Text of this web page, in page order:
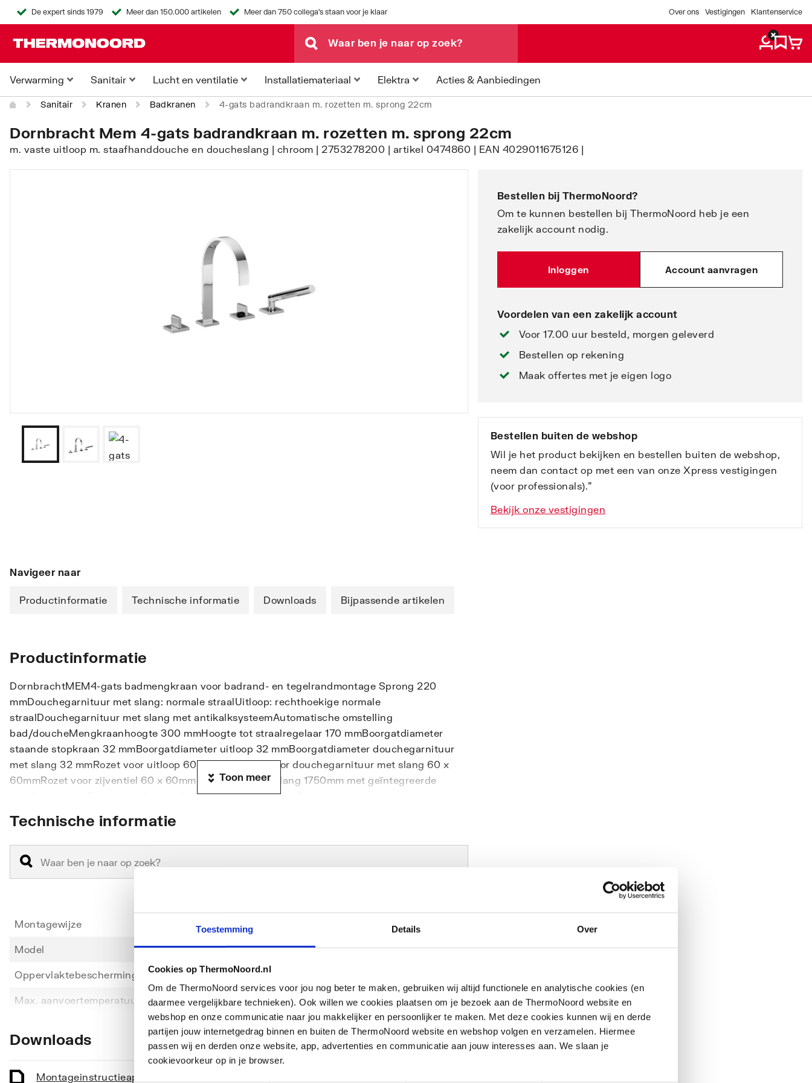
Toestemming Details Over
Cookies op ThermoNoord.nl
Om de ThermoNoord services voor jou nog beter te maken, gebruiken wij altijd functionele en analytische cookies (en
daarmee vergelijkbare technieken). Ook willen we cookies plaatsen om je bezoek aan de ThermoNoord website en
webshop en onze communicatie naar jou makkelijker en persoonlijker te maken. Met deze cookies kunnen wij en derde
partijen jouw internetgedrag binnen en buiten de ThermoNoord website en webshop volgen en verzamelen. Hiermee
passen wij en derden onze website, app, advertenties en communicatie aan jouw interesses aan. We slaan je
cookievoorkeur op in je browser.
De expert sinds 1979 Meer dan 150.000 artikelen Meer dan 750 collega's staan voor je klaar Over ons Vestigingen Klantenservice
Verwarming Sanitair Lucht en ventilatie Installatiemateriaal Elektra Acties & Aanbiedingen
Sanitair Kranen Badkranen 4-gats badrandkraan m. rozetten m. sprong 22cm
Dornbracht Mem 4-gats badrandkraan m. rozetten m. sprong 22cm
m. vaste uitloop m. staafhanddouche en doucheslang | chroom | 2753278200 | artikel 0474860 | EAN 4029011675126 |
Bestellen bij ThermoNoord?
Om te kunnen bestellen bij ThermoNoord heb je een
zakelijk account nodig.
Inloggen Account aanvragen
Voordelen van een zakelijk account
Voor 17.00 uur besteld, morgen geleverd
Bestellen op rekening
Maak offertes met je eigen logo
Bestellen buiten de webshop
Wil je het product bekijken en bestellen buiten de webshop,
neem dan contact op met een van onze Xpress vestigingen
(voor professionals).”
Bekijk onze vestigingen
Navigeer naar
Productinformatie Technische informatie Downloads Bijpassende artikelen
Productinformatie
DornbrachtMEM4-gats badmengkraan voor badrand- en tegelrandmontage Sprong 220
mmDouchegarnituur met slang: normale straalUitloop: rechthoekige normale
straalDouchegarnituur met slang met antikalksysteemAutomatische omstelling
bad/doucheMengkraanhoogte 300 mmHoogte tot straalregelaar 170 mmBoorgatdiameter
staande stopkraan 32 mmBoorgatdiameter uitloop 32 mmBoorgatdiameter douchegarnituur
met slang 32 mmRozet voor uitloop 60 x 60mmRozet voor douchegarnituur met slang 60 x
60mmRozet voor zijventiel 60 x 60mmMetalen doucheslang 1750mm met geïntegreerde
draaibeveiligingDoorstroomhoeveelheid max. 27,3 l/min bij 3 bar dynamische
Toon meer
Technische informatie
Montagewijze Badrand / tegelrand
Model Mechanisch
Oppervlaktebescherming Verchroomd
Max. aanvoertemperatuur 65
Nee
Buitendraad
Basiskleur
Toon meer
Downloads
Montageinstructieapplication/pdf